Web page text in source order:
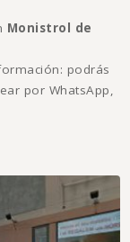
Monistrol de
podrás
por WhatsApp,